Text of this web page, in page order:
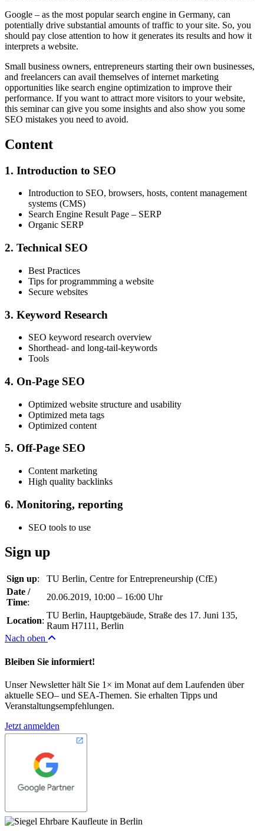
Google – as the most popular search engine in Germany, can
potentially drive substantial amounts of traffic to your site. So, you
should pay close attention to how it generates its results and how it
interprets a website.
Small business owners, entrepreneurs starting their own businesses,
and freelancers can avail themselves of internet marketing
opportunities like search engine optimization to improve their
performance. If you want to attract more visitors to your website,
this seminar can give you some insights and also show you some
SEO mistakes you need to avoid.
Content
1. Introduction to SEO
Introduction to SEO, browsers, hosts, content management
systems (CMS)
Search Engine Result Page – SERP
Organic SERP
2. Technical SEO
Best Practices
Tips for programmming a website
Secure websites
3. Keyword Research
SEO keyword research overview
Shorthead- and long-tail-keywords
Tools
4. On-Page SEO
Optimized website structure and usability
Optimized meta tags
Optimized content
5. Off-Page SEO
Content marketing
High quality backlinks
6. Monitoring, reporting
SEO tools to use
Sign up
Sign up:
TU Berlin, Centre for Entrepreneurship (CfE)
Date /
Time:
20.06.2019, 10:00 – 16:00 Uhr
Location:
TU Berlin, Hauptgebäude, Straße des 17. Juni 135,
Raum H7111, Berlin
Nach oben
Bleiben Sie informiert!
Unser Newsletter hält Sie 1× im Monat auf dem Laufenden über
aktuelle SEO– und SEA-Themen. Sie erhalten Tipps und
Veranstaltungsempfehlungen.
Jetzt anmelden